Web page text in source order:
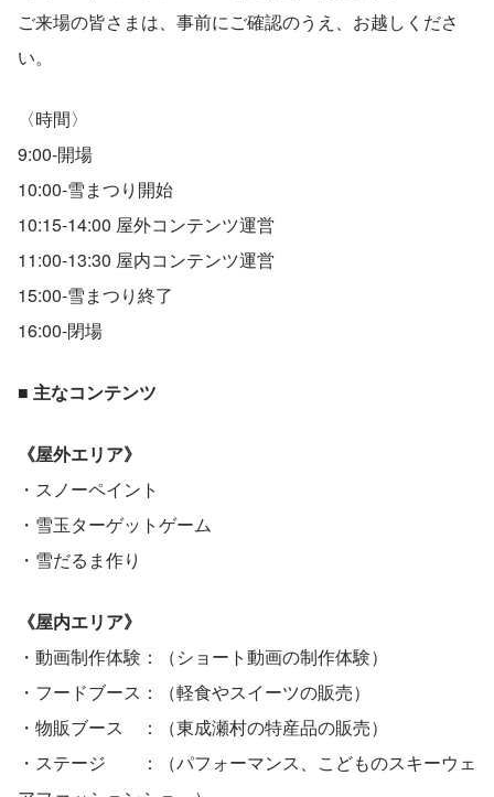
ご来場の皆さまは、事前にご確認のうえ、お越しくださ
い。
〈時間〉
9:00-開場
10:00-雪まつり開始
10:15-14:00 屋外コンテンツ運営
11:00-13:30 屋内コンテンツ運営
15:00-雪まつり終了
16:00-閉場
■ 主なコンテンツ
《屋外エリア》
・スノーペイント
・雪玉ターゲットゲーム
・雪だるま作り
《屋内エリア》
・動画制作体験：（ショート動画の制作体験）
・フードブース：（軽食やスイーツの販売）
・物販ブース    ：（東成瀬村の特産品の販売）
・ステージ        ：（パフォーマンス、こどものスキーウェ